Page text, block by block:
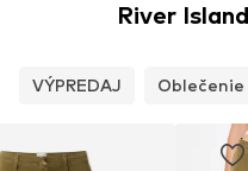
River
VÝPREDAJ Oblečenie